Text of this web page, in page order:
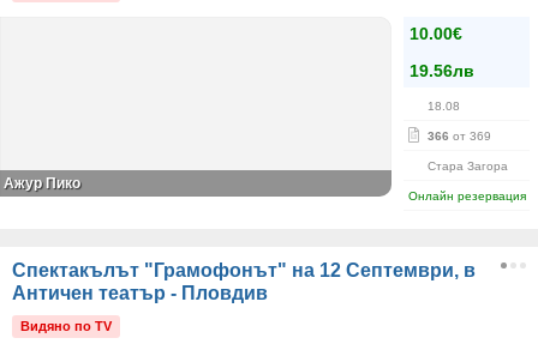
10.00€
19.56лв
18.08
366 от 369
Стара Загора
Онлайн резервация
Ажур Пико
Спектакълът "Грамофонът" на 12 Септември, в
Античен театър - Пловдив
Видяно по TV